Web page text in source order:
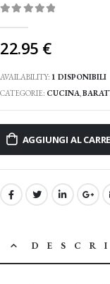
22.95 €
AVAILABILITY: 1 DISPONIBILI
CATEGORIE: CUCINA,
AGGIUNGI AL